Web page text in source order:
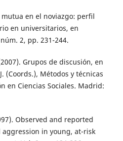
mutua en el noviazgo: perfil
en universitarios, en
2, pp. 231-244.
Grupos de discusión, en
(Coords.), Métodos y técnicas
en Ciencias Sociales. Madrid:
Observed and reported
in young, at-risk